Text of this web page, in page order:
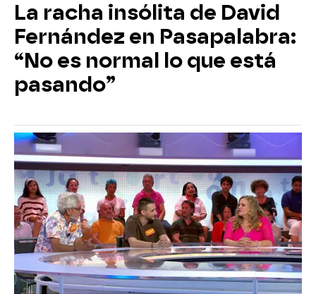
La racha insólita de David
Fernández en Pasapalabra:
“No es normal lo que está
pasando”